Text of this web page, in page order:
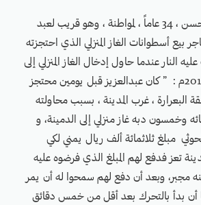
وقال عبدالله محمد حسن ، 34 عاماً ، لمواطنة ، وهو قريب لعبد
22 عاماً ، تاجر بيع أسطوانات الغاز المنزلي الذي احتجزته
النار عندما حاول إدخال الغاز المنزلي إلى
المدينة في 10 أكتوبر 2015م : ” كان عبدالعزيز قبل يومين محتجز
البعرارة ، غرب المدينة ، بسبب محاولته
وخمسون دبه غاز منزلي إلى الدمينة، و
مبلغ ثلاثمائة ألف ريال يمني لكي
تعز فدفع لهم المبلغ الذي فرضوه عليه
مجبر، وبعد أن دفع لهم سمحوا له أن يمر
بدأ بالتحرك بعد أقل من خمس دقائق